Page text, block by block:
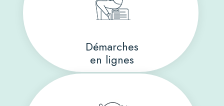
Démarches
en lignes